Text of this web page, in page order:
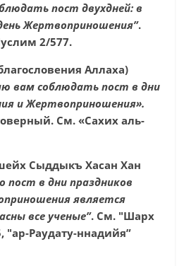
пост двухдней: в
Жертвоприношения”.
2/577.
Аллаха)
вам соблюдать пост в дни
и Жертвоприношения».
См. «Сахих аль-
Сыддыкъ Хасан Хан
в дни праздников
является
все ученые”. См. "Шарх
"ар-Раудату-ннадийя”